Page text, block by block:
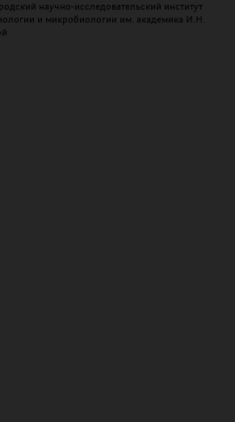
научно-исследовательский институт
и микробиологии им. академика И.Н.